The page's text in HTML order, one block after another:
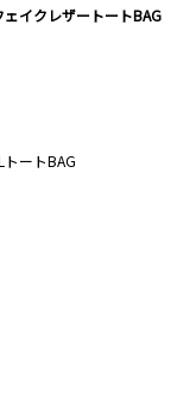
ェイクレザートートBAG